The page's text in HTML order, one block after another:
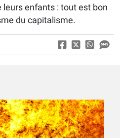
leurs enfants : tout est bon
du capitalisme.